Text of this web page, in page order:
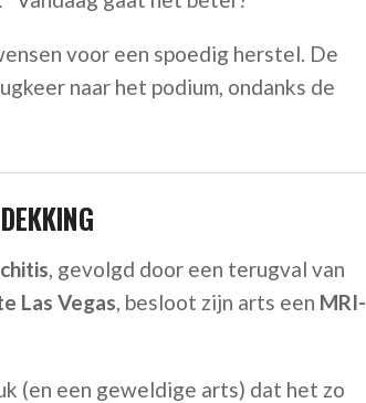
voor een spoedig herstel. De
naar het podium, ondanks de
, gevolgd door een terugval van
Las Vegas, besloot zijn arts een MRI-
(en een geweldige arts) dat het zo